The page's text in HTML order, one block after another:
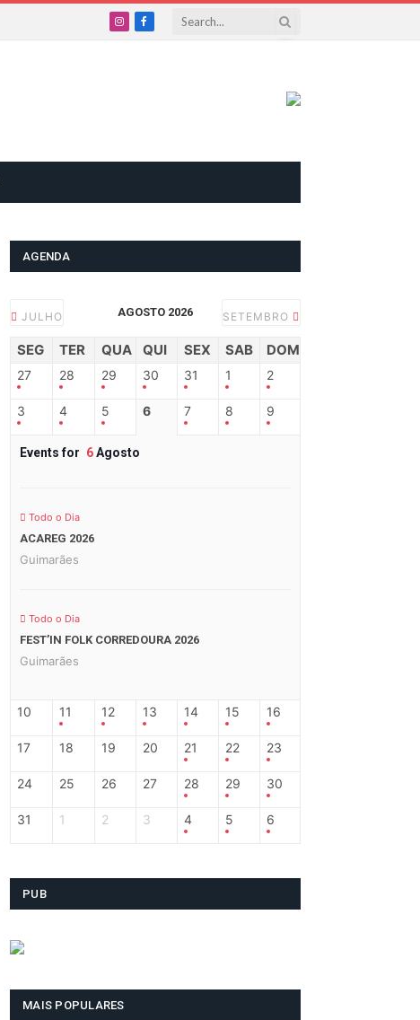
InstagramFacebook
AGENDA
JULHO AGOSTO 2026 SETEMBRO
SEG TER QUA QUI SEX SAB DOM
27 28 29 30 31 1 2
3 4 5 6 7 8 9
Events for 6Agosto
Todo o Dia
ACAREG 2026
Guimarães
Todo o Dia
FEST’IN FOLK CORREDOURA 2026
Guimarães
10 11 12 13 14 15 16
17 18 19 20 21 22 23
24 25 26 27 28 29 30
31 1 2 3 4 5 6
PUB
MAIS POPULARES